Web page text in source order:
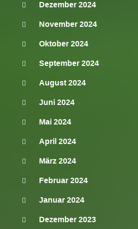
Dezember 2024
November 2024
Oktober 2024
September 2024
August 2024
Juni 2024
Mai 2024
April 2024
März 2024
Februar 2024
Januar 2024
Dezember 2023